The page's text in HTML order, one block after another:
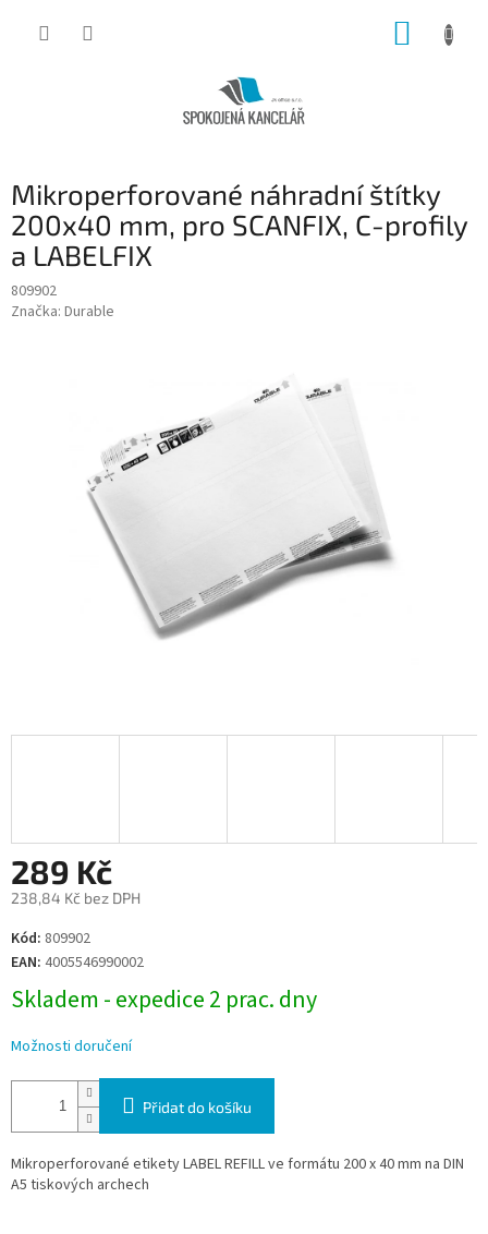
Mikroperforované náhradní štítky
200x40 mm, pro SCANFIX, C-profily
a LABELFIX
809902
Značka: Durable
289 Kč
238,84 Kč bez DPH
Měrná
cena:
Kód: 809902
EAN: 4005546990002
Skladem - expedice 2 prac. dny
Možnosti doručení
Přidat do košíku
Mikroperforované etikety LABEL REFILL ve formátu 200 x 40 mm na DIN
A5 tiskových archech